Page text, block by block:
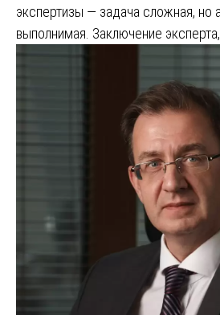
экспертизы — задача сложная, но
выполнимая. Заключение эксперта,